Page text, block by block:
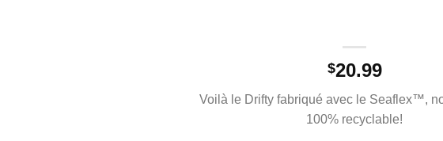
$20.99
Voilà le Drifty fabriqué avec le Seaflex™,
100% recyclable!